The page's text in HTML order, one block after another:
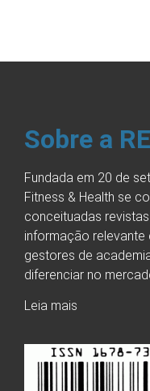
Sobre a
Fundada em 20 de
Fitness & Health se
conceituadas
informação relevante
gestores de
diferenciar no
Leia mais